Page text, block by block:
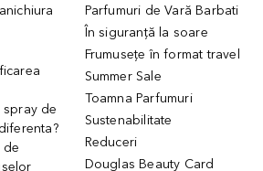
spray de
de
Parfumuri de Vară Barbati
În siguranță la soare
Frumusețe în format travel
Summer Sale
Toamna Parfumuri
Sustenabilitate
Reduceri
Douglas Beauty Card